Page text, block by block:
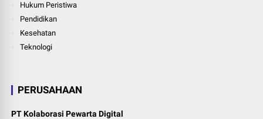
Hukum Peristiwa
Pendidikan
Kesehatan
Teknologi
PERUSAHAAN
PT Kolaborasi Pewarta Digital